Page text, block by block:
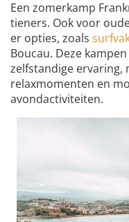
Een zomerkamp
tieners. Ook voor
er opties, zoals
Boucau. Deze
zelfstandige ervaring,
relaxmomenten en
avondactiviteiten.